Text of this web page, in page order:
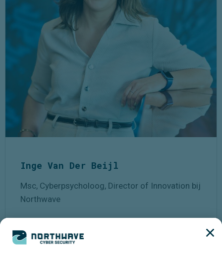
Msc, Cyberpsycholoog, Director of Innovation bij
Northwave